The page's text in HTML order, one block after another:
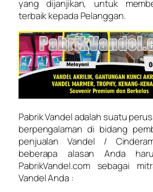
yang dijanjikan, untuk
terbaik kepada Pelanggan.
Pabrik Vandel adalah suatu
berpengalaman di bidang
penjualan Vandel /
beberapa alasan Anda
PabrikVandel.com sebagai
Vandel Anda :